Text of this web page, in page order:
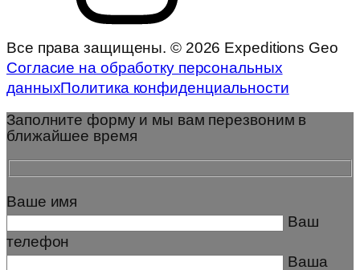
Все права защищены. © 2026 Expeditions Geo
Согласие на обработку персональных
данныхПолитика конфиденциальности
Заполните форму и мы вам перезвоним в
ближайшее время
Ваше имя
Ваш
телефон
Ваша